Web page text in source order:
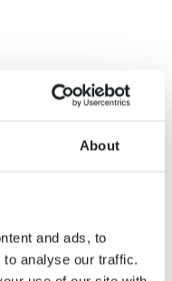
About
and ads, to
analyse our traffic.
sierteeltsector en biedt de
unieke etalage voor hun
en past de wensen van
Ook in de bloemenshows
gecreëerd door een